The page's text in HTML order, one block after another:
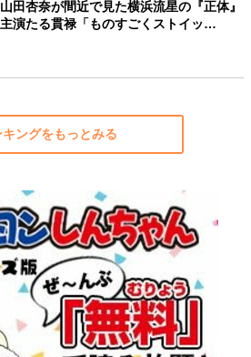
山田杏奈が間近で見た横浜流星の『正体』
主演たる貫禄「ものすごくストイッ…
キングをもっとみる